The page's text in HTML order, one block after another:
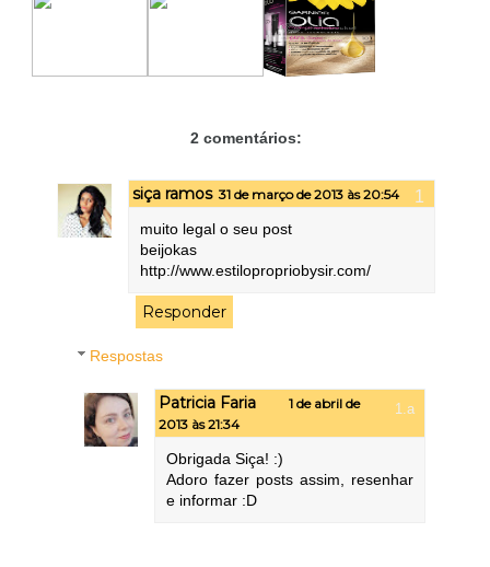
2 comentários:
siça ramos 31 de março de 2013 às 20:54
muito legal o seu post
beijokas
http://www.estilopropriobysir.com/
Responder
Respostas
Patricia Faria
1 de abril de
2013 às 21:34
Obrigada Siça! :)
Adoro fazer posts assim, resenhar
e informar :D